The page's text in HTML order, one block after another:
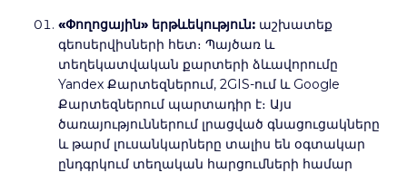
«Փողոցային» երթևեկություն: աշխատեք
գեոսերվիսների հետ։ Պայծառ և
տեղեկատվական քարտերի ձևավորումը
Yandex Քարտեզներում, 2GIS-ում և Google
Քարտեզներում պարտադիր է։ Այս
ծառայություններում լրացված գնացուցակները
և թարմ լուսանկարները տալիս են օգտակար
ընդգրկում տեղական հարցումների համար